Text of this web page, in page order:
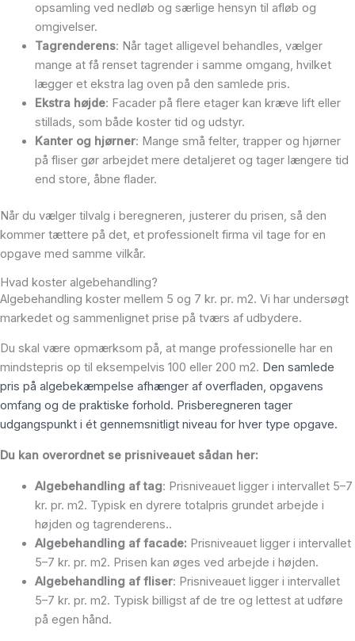
opsamling ved nedløb og særlige hensyn til afløb og
omgivelser.
Tagrenderens: Når taget alligevel behandles, vælger
mange at få renset tagrender i samme omgang, hvilket
lægger et ekstra lag oven på den samlede pris.
Ekstra højde: Facader på flere etager kan kræve lift eller
stillads, som både koster tid og udstyr.
Kanter og hjørner: Mange små felter, trapper og hjørner
på fliser gør arbejdet mere detaljeret og tager længere tid
end store, åbne flader.
Når du vælger tilvalg i beregneren, justerer du prisen, så den
kommer tættere på det, et professionelt firma vil tage for en
opgave med samme vilkår.
Hvad koster algebehandling?
Algebehandling koster mellem 5 og 7 kr. pr. m2. Vi har undersøgt
markedet og sammenlignet prise på tværs af udbydere.
Du skal være opmærksom på, at mange professionelle har en
mindstepris op til eksempelvis 100 eller 200 m2. Den samlede
pris på algebekæmpelse afhænger af overfladen, opgavens
omfang og de praktiske forhold. Prisberegneren tager
udgangspunkt i ét gennemsnitligt niveau for hver type opgave.
Du kan overordnet se prisniveauet sådan her:
Algebehandling af tag: Prisniveauet ligger i intervallet 5–7
kr. pr. m2. Typisk en dyrere totalpris grundet arbejde i
højden og tagrenderens..
Algebehandling af facade: Prisniveauet ligger i intervallet
5–7 kr. pr. m2. Prisen kan øges ved arbejde i højden.
Algebehandling af fliser: Prisniveauet ligger i intervallet
5–7 kr. pr. m2. Typisk billigst af de tre og lettest at udføre
på egen hånd.